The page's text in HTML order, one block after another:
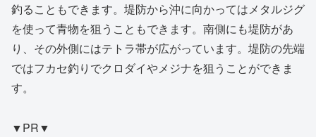
釣ることもできます。堤防から沖に向かってはメタルジグ
を使って青物を狙うこともできます。南側にも堤防があ
り、その外側にはテトラ帯が広がっています。堤防の先端
ではフカセ釣りでクロダイやメジナを狙うことができま
す。
▼PR▼